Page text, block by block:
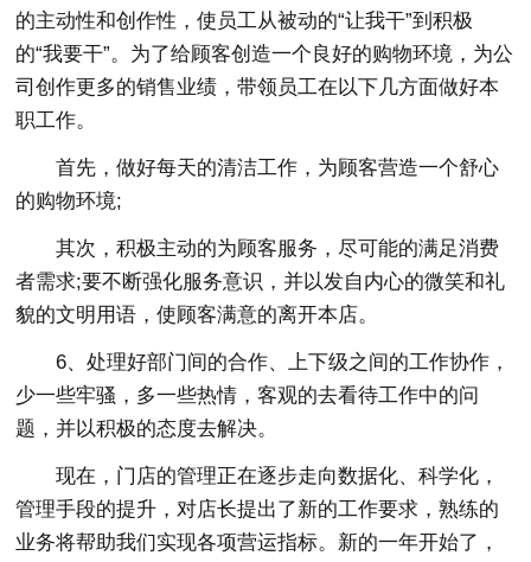
的主动性和创作性，使员工从被动的“让我干”到积极
的“我要干”。为了给顾客创造一个良好的购物环境，为公
司创作更多的销售业绩，带领员工在以下几方面做好本
职工作。
首先，做好每天的清洁工作，为顾客营造一个舒心
的购物环境;
其次，积极主动的为顾客服务，尽可能的满足消费
者需求;要不断强化服务意识，并以发自内心的微笑和礼
貌的文明用语，使顾客满意的离开本店。
6、处理好部门间的合作、上下级之间的工作协作，
少一些牢骚，多一些热情，客观的去看待工作中的问
题，并以积极的态度去解决。
现在，门店的管理正在逐步走向数据化、科学化，
管理手段的提升，对店长提出了新的工作要求，熟练的
业务将帮助我们实现各项营运指标。新的一年开始了，